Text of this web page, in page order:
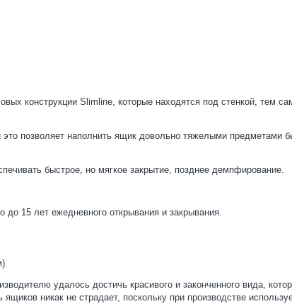
конструкции Slimline, которые находятся под стенкой, тем
это позволяет наполнить ящик довольно тяжелыми предметами
быстрое, но мягкое закрытие, позднее демпфирование.
15 лет ежедневного открывания и закрывания.
удалось достичь красивого и законченного вида,
никак не страдает, поскольку при производстве